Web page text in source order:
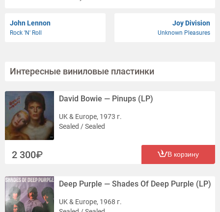
B4 - Day Dream
B5 - Lady Luck
John Lennon
Rock 'N' Roll
Joy Division
Unknown Pleasures
Интересные виниловые пластинки
David Bowie — Pinups (LP)
UK & Europe, 1973 г.
Sealed / Sealed
2 300 В корзину
Deep Purple — Shades Of Deep Purple (LP)
UK & Europe, 1968 г.